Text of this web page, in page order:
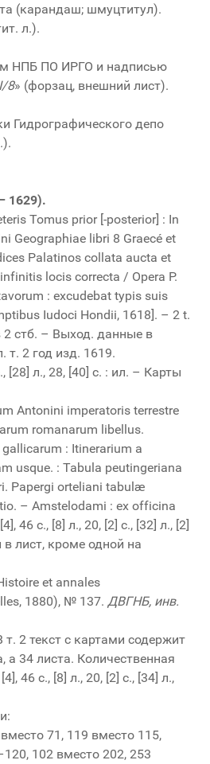
(карандаш; шмуцтитул).
л.).
НПБ ПО ИРГО и надписью
8» (форзац, внешний лист).
Гидрографического депо
1629).
Tomus prior [-posterior] : In
Geographiae libri 8 Graecé et
Palatinos collata aucta et
locis correcta / Opera P.
: excudebat typis suis
Iudoci Hondii, 1618]. – 2 t.
2 стб. – Выход. данные в
т. 2 год изд. 1619.
[28] л., 28, [40] с. : ил. – Карты
Antonini imperatoris terrestre
romanarum libellus.
: Itinerarium a
usque. : Tabula peutingeriana
Papergi orteliani tabulæ
– Amstelodami : ex officina
46 с., [8] л., 20, [2] с., [32] л., [2]
лист, кроме одной на
et annales
1880), № 137. ДВГНБ, инв.
2 текст с картами содержит
а 34 листа. Количественная
46 с., [8] л., 20, [2] с., [34] л.,
71, 119 вместо 115,
102 вместо 202, 253